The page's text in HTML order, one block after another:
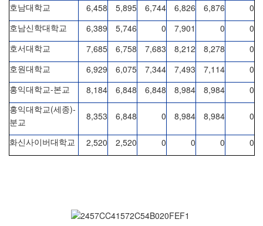
호남대학교 6,458 5,895 6,744 6,826 6,876 0
호남신학대학교 6,389 5,746 0 7,901 0 0
호서대학교 7,685 6,758 7,683 8,212 8,278 0
호원대학교 6,929 6,075 7,344 7,493 7,114 0
홍익대학교-본교 8,184 6,848 6,848 8,984 8,984 0
홍익대학교(세종)-
분교
8,353 6,848 0 8,984 8,984 0
화신사이버대학교 2,520 2,520 0 0 0 0